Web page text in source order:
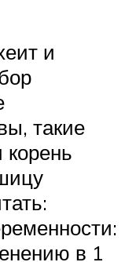
и
такие
в 1